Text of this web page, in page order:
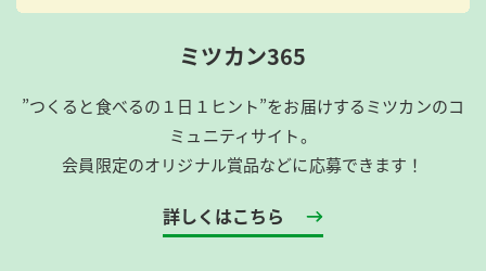
ミツカン365
”つくると食べるの１日１ヒント”をお届けするミツカンのコ
ミュニティサイト。
会員限定のオリジナル賞品などに応募できます！
詳しくはこちら